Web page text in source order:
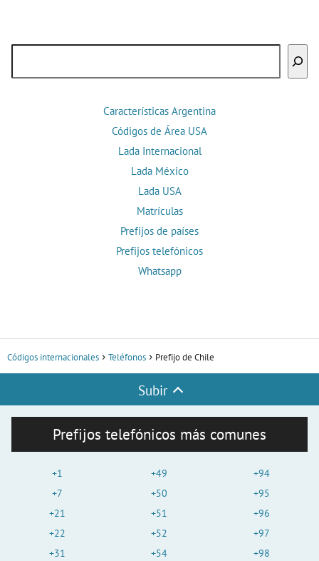
Características Argentina
Códigos de Área USA
Lada Internacional
Lada México
Lada USA
Matrículas
Prefijos de países
Prefijos telefónicos
Whatsapp
Códigos internacionales Teléfonos Prefijo de Chile
Subir
Prefijos telefónicos más comunes
+1
+7
+21
+22
+31
+49
+50
+51
+52
+54
+94
+95
+96
+97
+98